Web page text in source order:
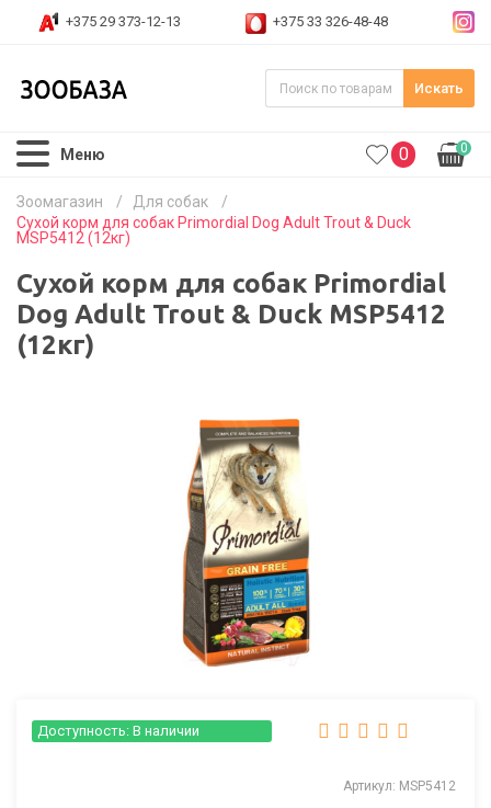
+375 29 373-12-13 +375 33 326-48-48
Искать
Меню 0 0
Зоомагазин / Для собак
/
Сухой корм для собак Primordial Dog Adult Trout & Duck
MSP5412 (12кг)
Сухой корм для собак Primordial
Dog Adult Trout & Duck MSP5412
(12кг)
Доступность: В наличии
Артикул: MSP5412